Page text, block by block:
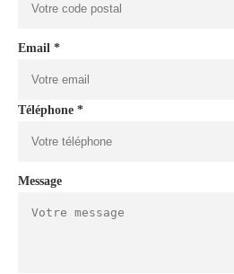
Email *
Téléphone *
Message